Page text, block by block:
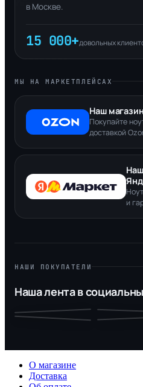
в Москве.
15 000+довольных
МЫ НА МАРКЕТПЛЕЙСАХ
Наш
Покупайте
доставкой
и
НАШИ ПОКУПАТЕЛИ
Наша лента в
О магазине
Доставка